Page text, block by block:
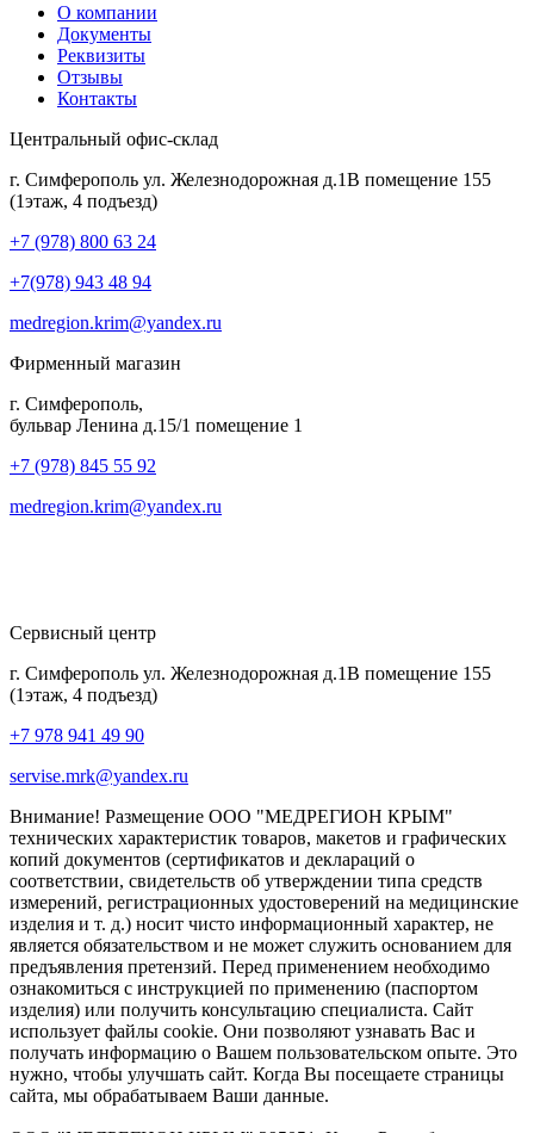
О компании
Документы
Реквизиты
Отзывы
Контакты
Центральный офис-склад
г. Симферополь ул. Железнодорожная д.1В помещение 155
(1этаж, 4 подъезд)
+7 (978) 800 63 24
+7(978) 943 48 94
medregion.krim@yandex.ru
Фирменный магазин
г. Симферополь,
бульвар Ленина д.15/1 помещение 1
+7 (978) 845 55 92
medregion.krim@yandex.ru
Сервисный центр
г. Симферополь ул. Железнодорожная д.1В помещение 155
(1этаж, 4 подъезд)
+7 978 941 49 90
servise.mrk@yandex.ru
Внимание! Размещение ООО "МЕДРЕГИОН КРЫМ"
технических характеристик товаров, макетов и графических
копий документов (сертификатов и деклараций о
соответствии, свидетельств об утверждении типа средств
измерений, регистрационных удостоверений на медицинские
изделия и т. д.) носит чисто информационный характер, не
является обязательством и не может служить основанием для
предъявления претензий. Перед применением необходимо
ознакомиться с инструкцией по применению (паспортом
изделия) или получить консультацию специалиста. Сайт
использует файлы cookie. Они позволяют узнавать Вас и
получать информацию о Вашем пользовательском опыте. Это
нужно, чтобы улучшать сайт. Когда Вы посещаете страницы
сайта, мы обрабатываем Ваши данные.